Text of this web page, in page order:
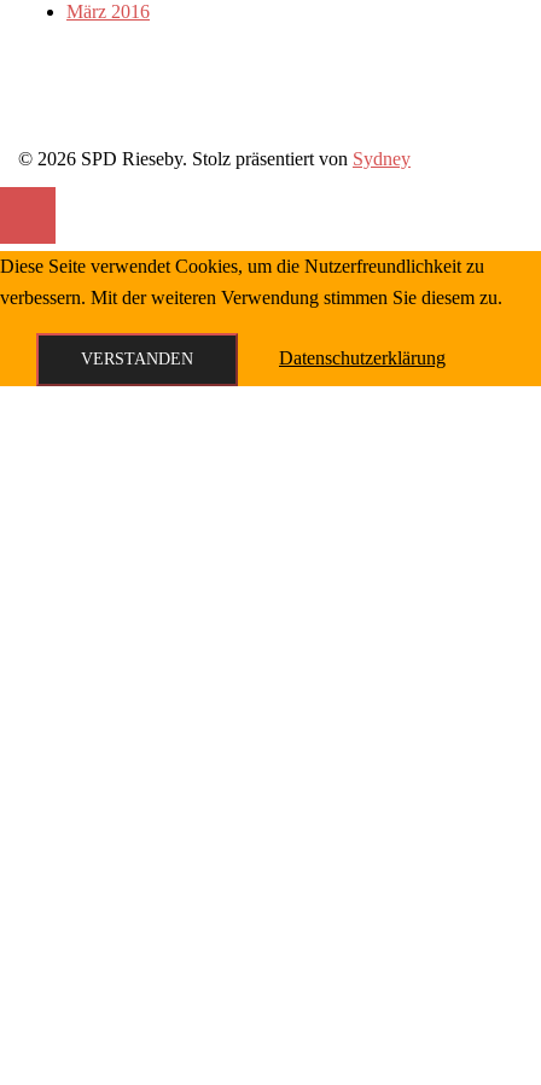
März 2016
© 2026 SPD Rieseby. Stolz präsentiert von Sydney
Diese Seite verwendet Cookies, um die Nutzerfreundlichkeit zu
verbessern. Mit der weiteren Verwendung stimmen Sie diesem zu.
VERSTANDEN Datenschutzerklärung